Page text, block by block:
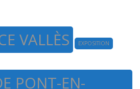
VALLÈS EXPOSITION
PONT-EN-